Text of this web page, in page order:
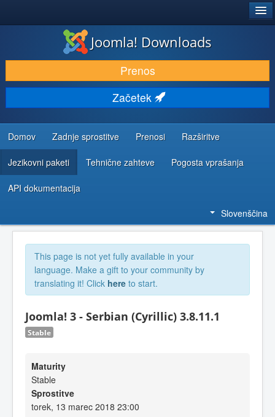
PRENESI IN RAZŠIRI
ODKRIJTE & IZVEJTE
SKUPNOST IN PODPORA
VIRI ZA RAZVIJALCE
Joomla! Downloads
Prenos
Začetek
Domov Zadnje sprostitve Prenosi Razširitve
Jezikovni paketi Tehnične zahteve Pogosta vprašanja
API dokumentacija
Slovenščina
This page is not yet fully available in your
language. Make a gift to your community by
translating it! Click here to start.
Joomla! 3 - Serbian (Cyrillic) 3.8.11.1
Stable
Maturity
Stable
Sprostitve
torek, 13 marec 2018 23:00